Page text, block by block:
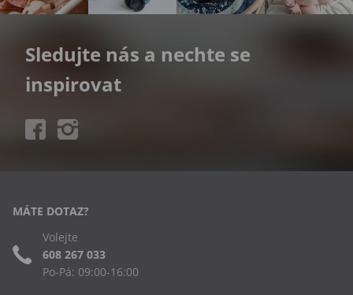
Sledujte nás a nechte se
inspirovat
MÁTE DOTAZ?
Volejte
608 267 033
Po-Pá: 09:00-16:00